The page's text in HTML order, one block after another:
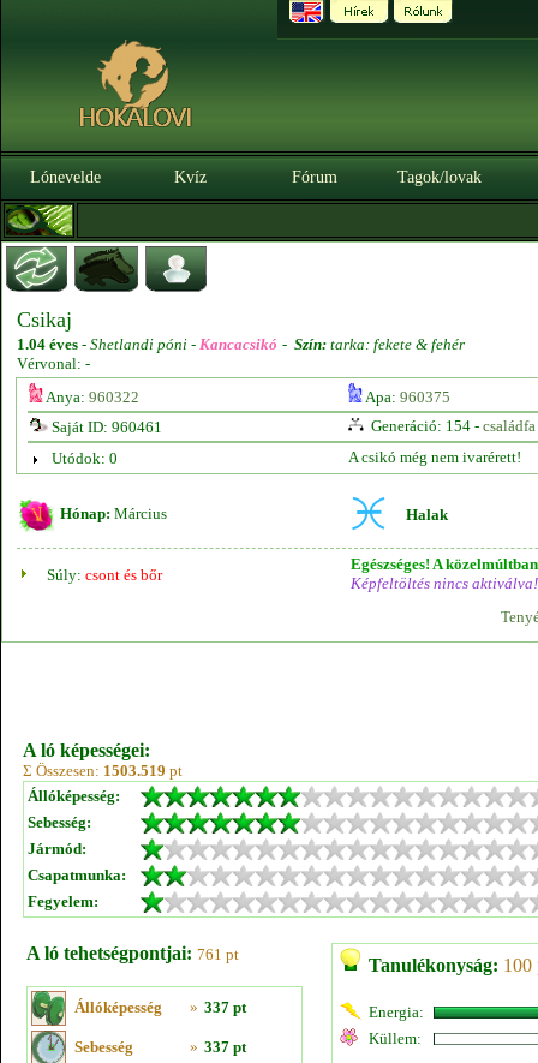
Lónevelde Kvíz Fórum Tagok/lovak
Csikaj
1.04 éves - Shetlandi póni - Kancacsikó - Szín: tarka: fekete & fehér
Vérvonal: -
Anya: 960322 Apa: 960375
Saját ID: 960461
Generáció: 154 - családfa
Utódok: 0
A csikó még nem ivarérett!
Hónap: Március Halak
Súly: csont és bőr
Egészséges! A
Képfeltöltés nincs aktiválva!
A ló képességei:
Σ Összesen: 1503.519 pt
Állóképesség:
Sebesség:
Jármód:
Csapatmunka:
Fegyelem:
A ló tehetségpontjai: 761 pt
Állóképesség » 337 pt
Sebesség » 337 pt
Tanulékonyság: 100
Energia:
Küllem: